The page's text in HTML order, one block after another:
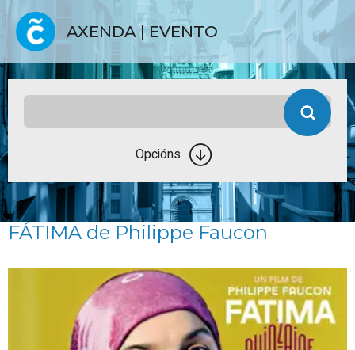
AXENDA | EVENTO
Opcións
FÁTIMA de Philippe Faucon